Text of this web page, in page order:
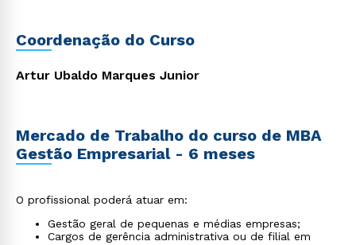
Coordenação do Curso
Artur Ubaldo Marques Junior
Mercado de Trabalho do curso de MBA
Gestão Empresarial - 6 meses
O profissional poderá atuar em:
Gestão geral de pequenas e médias empresas;
Cargos de gerência administrativa ou de filial em